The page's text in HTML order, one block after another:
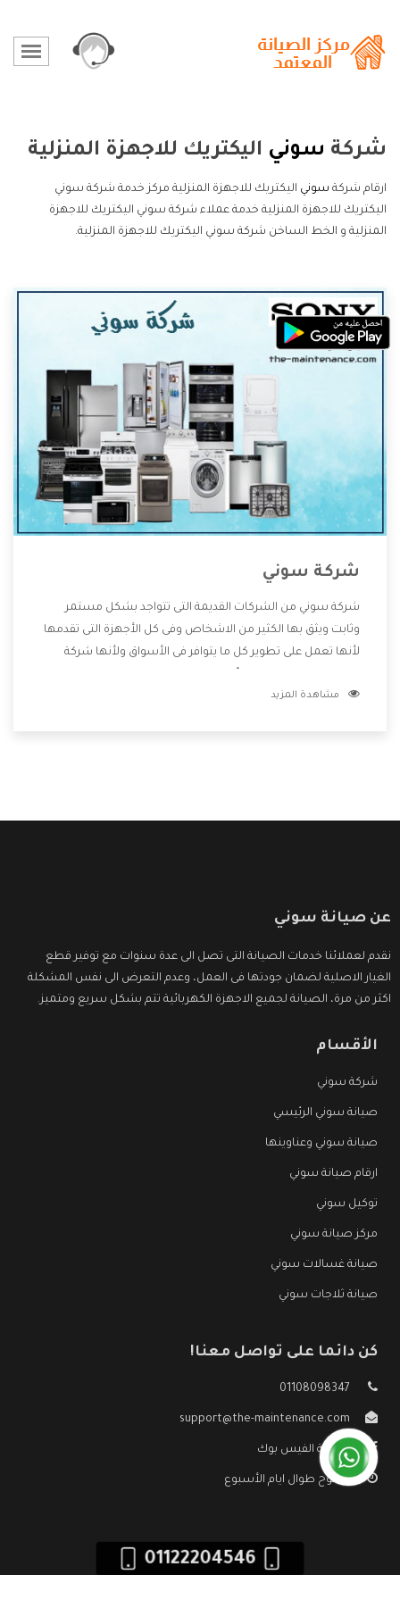
شركة سوني اليكتريك للاجهزة المنزلية
ارقام شركة سوني اليكتريك للاجهزة المنزلية مركز خدمة شركة سوني
اليكتريك للاجهزة المنزلية خدمة عملاء شركة سوني اليكتريك للاجهزة
المنزلية و الخط الساخن شركة سوني اليكتريك للاجهزة المنزلية.
شركة سوني
شركة سوني من الشركات القديمة التى تتواجد بشكل مستمر
وثابت ويثق بها الكثير من الاشخاص وفى كل الأجهزة التى تقدمها
لأنها تعمل على تطوير كل ما يتوافر فى الأسواق ولأنها شركة
وتقدم للعملاء أقوى العروض والخصومات التى تسهل على
مشاهدة المزيد
عن صيانة سوني
نقدم لعملائنا خدمات الصيانة التى تصل الى عدة سنوات مع توفير قطع
الغيار الاصلية لضمان جودتها فى العمل، وعدم التعرض الى نفس المشكلة
اكثر من مرة، الصيانة لجميع الاجهزة الكهربائية تتم بشكل سريع ومتميز.
الأقسام
شركة سوني
صيانة سوني الرئيسي
صيانة سوني وعناوينها
ارقام صيانة سوني
توكيل سوني
مركز صيانة سوني
صيانة غسالات سوني
صيانة ثلاجات سوني
كن دائما على تواصل معنا!
01108098347
support@the-maintenance.com
صفحة الفيس بوك
مفتوح طوال ايام الأسبوع
01122204546